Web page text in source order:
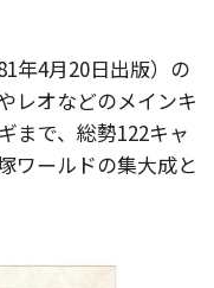
年4月20日出版）の
レオなどのメインキ
まで、総勢122キャ
ワールドの集大成と